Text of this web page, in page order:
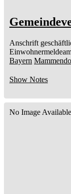
Anschrift
Bayern
Show Notes
No Image Available